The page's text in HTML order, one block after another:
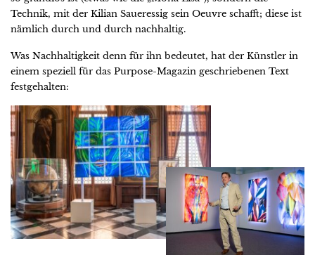
Technik, mit der Kilian Saueressig sein Oeuvre schafft; diese ist
nämlich durch und durch nachhaltig.
Was Nachhaltigkeit denn für ihn bedeutet, hat der Künstler in
einem speziell für das Purpose-Magazin geschriebenen Text
festgehalten: